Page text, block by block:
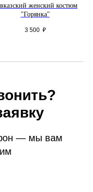
женский костюм
"Горянка"
3 500 ₽
— мы вам